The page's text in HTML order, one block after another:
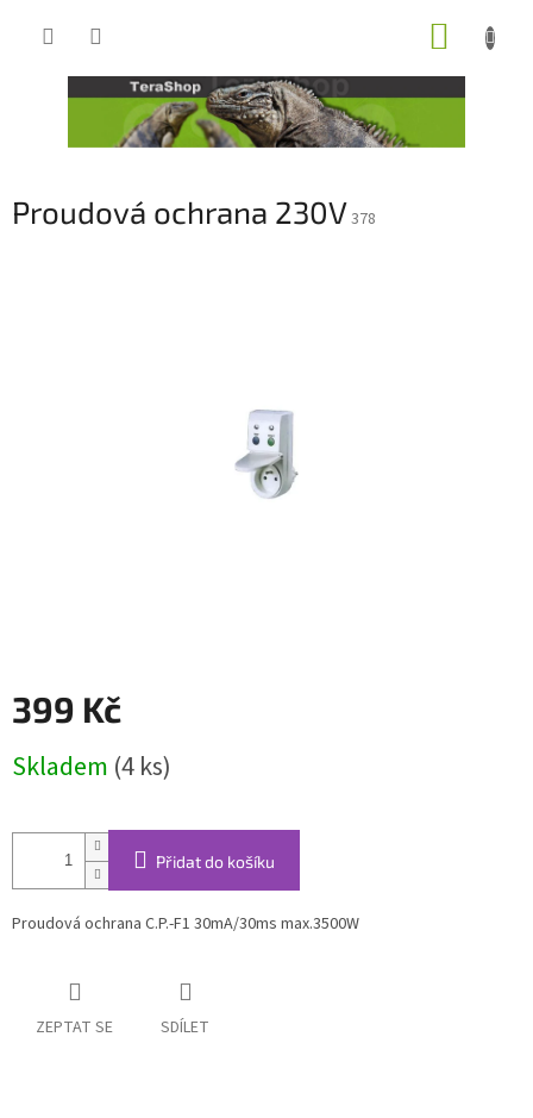
Proudová ochrana 230V378
399 Kč
cena:
Skladem (4 ks)
Přidat do košíku
Proudová ochrana C.P.-F1 30mA/30ms max.3500W
ZEPTAT SE SDÍLET